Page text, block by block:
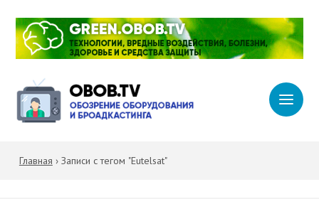
Главная › Записи с тегом "Eutelsat"